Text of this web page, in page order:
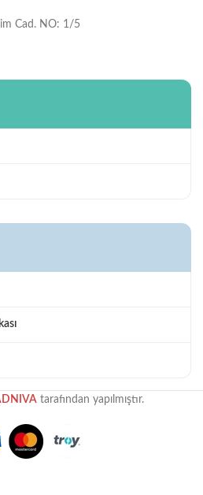
Cad. NO: 1/5
tarafından yapılmıştır.